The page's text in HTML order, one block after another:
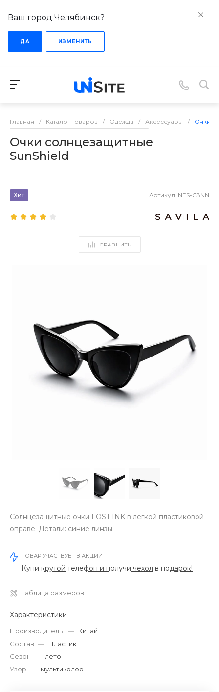
Ваш город Челябинск?
ДА ИЗМЕНИТЬ
Главная / Каталог товаров / Одежда / Аксессуары / Очки
Очки солнцезащитные
SunShield
Хит Артикул INES-C8NN
СРАВНИТЬ
Солнцезащитные очки LOST INK в легкой пластиковой
оправе. Детали: синие линзы
ТОВАР УЧАСТВУЕТ В АКЦИИ
Купи крутой телефон и получи чехол в подарок!
Таблица размеров
Характеристики
Производитель — Китай
Состав — Пластик
Сезон — лето
Узор — мультиколор